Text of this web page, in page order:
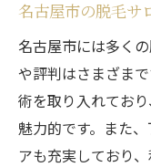
名古屋市の脱毛サ
名古屋市には多く
や評判はさまざま
術を取り入れてお
魅力的です。また
アも充実しており